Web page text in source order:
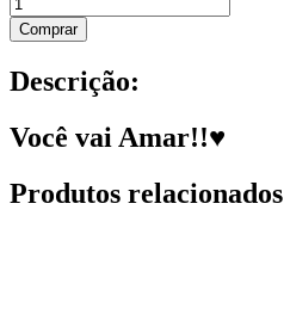
Comprar
Descrição:
Você vai Amar!!♥
Produtos relacionados